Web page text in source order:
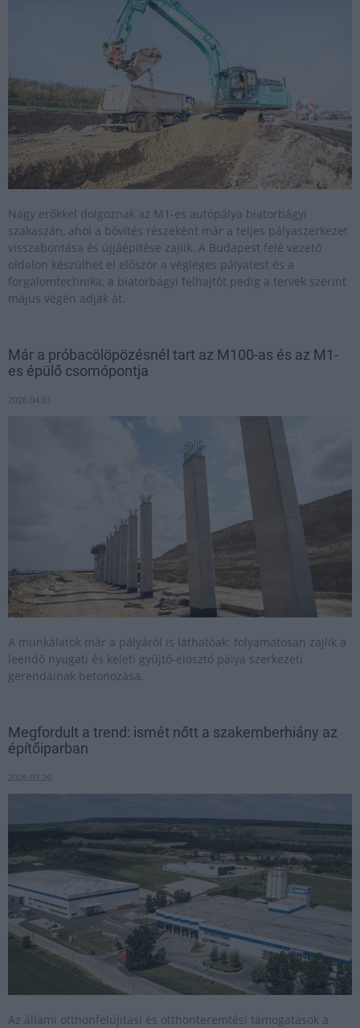
Nagy erőkkel dolgoznak az M1-es autópálya biatorbágyi
szakaszán, ahol a bővítés részeként már a teljes pályaszerkezet
visszabontása és újjáépítése zajlik. A Budapest felé vezető
oldalon készülhet el először a végleges pályatest és a
forgalomtechnika, a biatorbágyi felhajtót pedig a tervek szerint
május végén adják át.
Már a próbacölöpözésnél tart az M100-as és az M1-
es épülő csomópontja
2026.04.01
A munkálatok már a pályáról is láthatóak: folyamatosan zajlik a
leendő nyugati és keleti gyűjtő-elosztó pálya szerkezeti
gerendáinak betonozása.
Megfordult a trend: ismét nőtt a szakemberhiány az
építőiparban
2026.03.26
Az állami otthonfelújítási és otthonteremtési támogatások a